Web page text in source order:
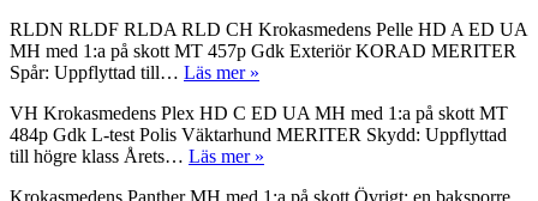
RLDN RLDF RLDA RLD CH Krokasmedens Pelle HD A ED UA
MH med 1:a på skott MT 457p Gdk Exteriör KORAD MERITER
Spår: Uppflyttad till… Läs mer »
VH Krokasmedens Plex HD C ED UA MH med 1:a på skott MT
484p Gdk L-test Polis Väktarhund MERITER Skydd: Uppflyttad
till högre klass Årets… Läs mer »
Krokasmedens Panther MH med 1:a på skott Övrigt: en baksporre